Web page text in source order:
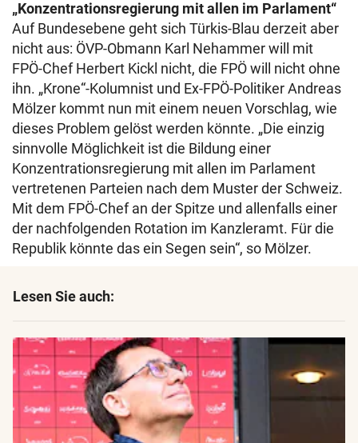
„Konzentrationsregierung mit allen im Parlament“
Auf Bundesebene geht sich Türkis-Blau derzeit aber
nicht aus: ÖVP-Obmann Karl Nehammer will mit
FPÖ-Chef Herbert Kickl nicht, die FPÖ will nicht ohne
ihn. „Krone“-Kolumnist und Ex-FPÖ-Politiker Andreas
Mölzer kommt nun mit einem neuen Vorschlag, wie
dieses Problem gelöst werden könnte. „Die einzig
sinnvolle Möglichkeit ist die Bildung einer
Konzentrationsregierung mit allen im Parlament
vertretenen Parteien nach dem Muster der Schweiz.
Mit dem FPÖ-Chef an der Spitze und allenfalls einer
der nachfolgenden Rotation im Kanzleramt. Für die
Republik könnte das ein Segen sein“, so Mölzer.
Lesen Sie auch: